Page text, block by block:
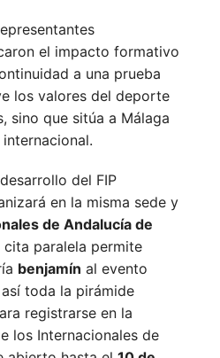
el impacto formativo
a una prueba
los valores del deporte
sino que sitúa a Málaga
del FIP
en la misma sede y
de Andalucía de
cita paralela permite
benjamín al evento
toda la pirámide
registrarse en la
los Internacionales de